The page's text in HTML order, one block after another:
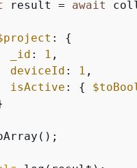
result = await
: {
_id : 1 ,
deviceId : 1 ,
isActive : {